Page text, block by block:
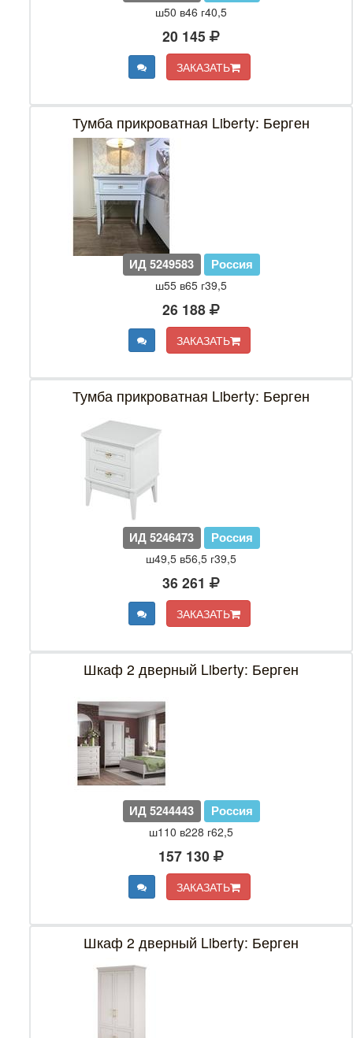
ш50 в46 г40,5
20 145
ЗАКАЗАТЬ
Тумба прикроватная Liberty: Берген
ИД 5249583 Россия
ш55 в65 г39,5
26 188
ЗАКАЗАТЬ
Тумба прикроватная Liberty: Берген
ИД 5246473 Россия
ш49,5 в56,5 г39,5
36 261
ЗАКАЗАТЬ
Шкаф 2 дверный Liberty: Берген
ИД 5244443 Россия
ш110 в228 г62,5
157 130
ЗАКАЗАТЬ
Шкаф 2 дверный Liberty: Берген